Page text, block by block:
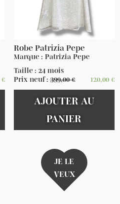
€
Robe Patrizia Pepe
Marque : Patrizia Pepe
Taille : 24 mois
Prix neuf :399,00€ 120,00 €
AJOUTER AU
PANIER
JE LE
VEUX